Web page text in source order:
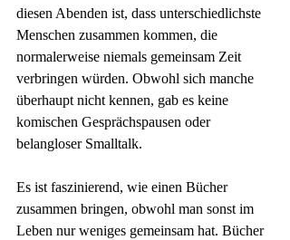
diesen Abenden ist, dass unterschiedlichste
Menschen zusammen kommen, die
normalerweise niemals gemeinsam Zeit
verbringen würden. Obwohl sich manche
überhaupt nicht kennen, gab es keine
komischen Gesprächspausen oder
belangloser Smalltalk.
Es ist faszinierend, wie einen Bücher
zusammen bringen, obwohl man sonst im
Leben nur weniges gemeinsam hat. Bücher